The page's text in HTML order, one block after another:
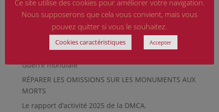
musée de Besançon
HIROSHIMA
En silence et en peine
Guerre mondiale
RÉPARER LES OMISSIONS SUR LES MONUMENTS AUX
MORTS
Le rapport d’activité 2025 de la DMCA.
Ce site utilise des cookies pour améliorer votre navigation.
Nous supposerons que cela vous convient, mais vous
pouvez quitter si vous le souhaitez.
Cookies caractéristiques Accepter